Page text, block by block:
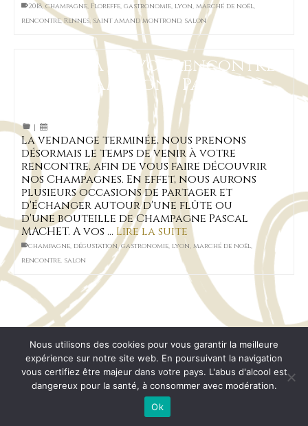
2018,champagne, Floreffe, gastronomie, lyon, marché de noël,
rencontre,Rennes, saint amand montrond, salon
L’agenda de vos rencontres
avec Champagne Pascal
|
La vendange terminée, nous prenons
désormais le temps de venir à votre
rencontre, afin de vous faire découvrir
nos Champagnes. En effet, nous aurons
plusieurs occasions de partager et
d'échanger autour d'une flûte ou
d'une bouteille de Champagne Pascal
MACHET. A vos … Lire la suite
champagne, dégustation,gastronomie, lyon, marché de noël,
rencontre, salon
consommer avec modération.
Mentions Légales CGV RGPD Plan de site
© 2026 Champagne Pascal MACHET
Nous utilisons des cookies pour vous garantir la meilleure
expérience sur notre site web. En poursuivant la navigation
vous certifiez être majeur dans votre pays. L'abus d'alcool est
dangereux pour la santé, à consommer avec modération.
Ok